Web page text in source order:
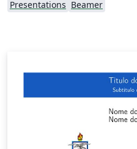
Presentations Beamer